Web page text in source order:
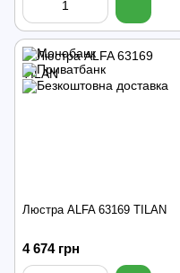
Люстра ALFA 63169 TILAN
4 674 грн